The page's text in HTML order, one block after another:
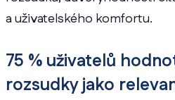
a uživatelského komfortu.
75 % uživatelů
rozsudky jako